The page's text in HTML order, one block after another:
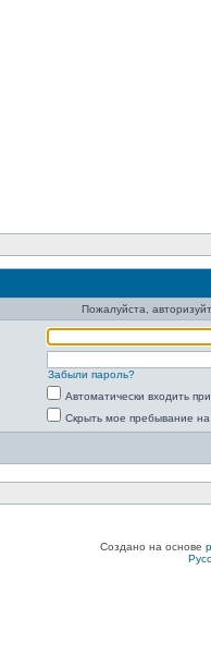
Пожалуйста,
Забыли пароль?
Автоматически входить
Скрыть мое пребывание
Создано на основе